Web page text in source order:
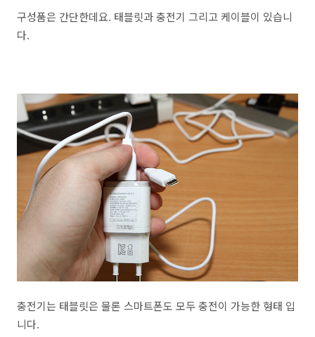
구성품은 간단한데요. 태블릿과 충전기 그리고 케이블이 있습니
다.
충전기는 태블릿은 물론 스마트폰도 모두 충전이 가능한 형태 입
니다.